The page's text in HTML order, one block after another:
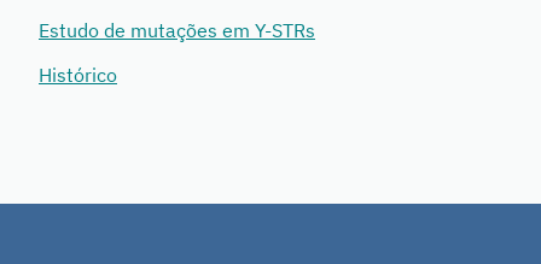
Estudo de mutações em Y-STRs
Histórico